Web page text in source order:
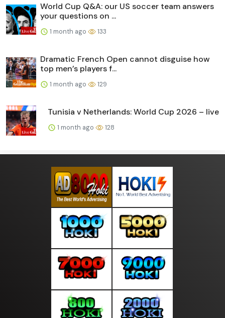
World Cup Q&A: our US soccer team answers
your questions on ...
1 month ago 133
Dramatic French Open cannot disguise how
top men’s players f...
1 month ago 129
Tunisia v Netherlands: World Cup 2026 – live
1 month ago 128